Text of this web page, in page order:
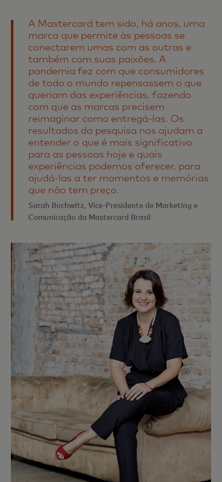
A Mastercard tem sido, há anos, uma
marca que permite às pessoas se
conectarem umas com as outras e
também com suas paixões. A
pandemia fez com que consumidores
de todo o mundo repensassem o que
queriam das experiências, fazendo
com que as marcas precisem
reimaginar como entregá-las. Os
resultados da pesquisa nos ajudam a
entender o que é mais significativo
para as pessoas hoje e quais
experiências podemos oferecer, para
ajudá-las a ter momentos e memórias
que não tem preço.
Sarah Buchwitz, Vice-Presidente de Marketing e
Comunicação da Mastercard Brasil